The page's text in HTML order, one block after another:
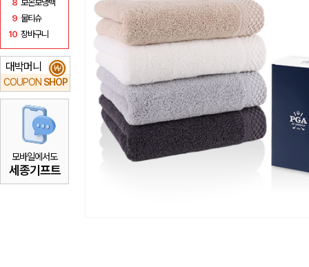
8 보온보냉백
9 물티슈
10 장바구니
대박머니
COUPON SHOP
₩
모바일에서도
세종기프트